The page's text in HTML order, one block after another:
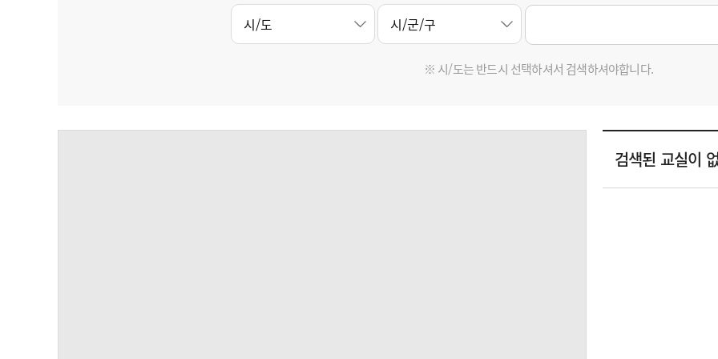
※ 시/도는 반드시 선택하셔서 검색하셔야합니다.
검색된 교실이